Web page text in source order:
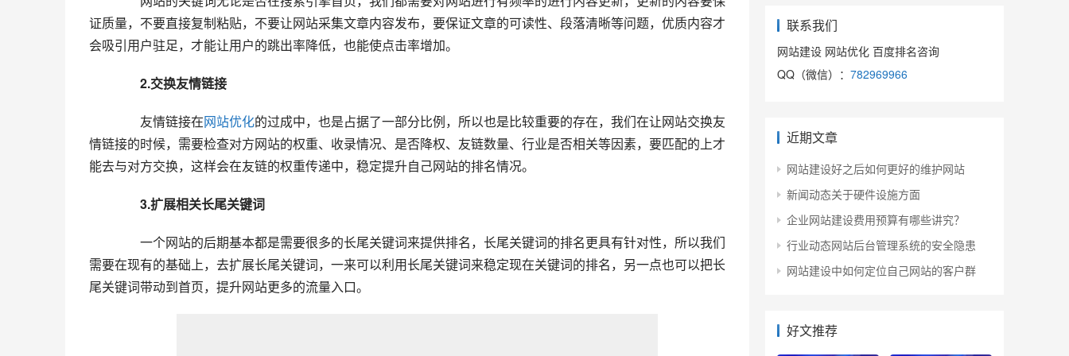
证质量，不要直接复制粘贴，不要让网站采集文章内容发布，要保证文章的可读性、段落清晰等问题，优质内容才
会吸引用户驻足，才能让用户的跳出率降低，也能使点击率增加。
2.交换友情链接
  	  友情链接在
网站优化的过成中，也是占据了一部分比例，所以也是比较重要的存在，我们在让网站交换友
情链接的时候，需要检查对方网站的权重、收录情况、是否降权、友链数量、行业是否相关等因素，要匹配的上才
能去与对方交换，这样会在友链的权重传递中，稳定提升自己网站的排名情况。
3.扩展相关长尾关键词
需要在现有的基础上，去扩展长尾关键词，一来可以利用长尾关键词来稳定现在关键词的排名，另一点也可以把长
尾关键词带动到首页，提升网站更多的流量入口。
联系我们
网站建设 网站优化 百度排名咨询
QQ（微信）： 782969966
近期文章
网站建设好之后如何更好的维护网站
新闻动态关于硬件设施方面
企业网站建设费用预算有哪些讲究？
行业动态网站后台管理系统的安全隐患
网站建设中如何定位自己网站的客户群
好文推荐